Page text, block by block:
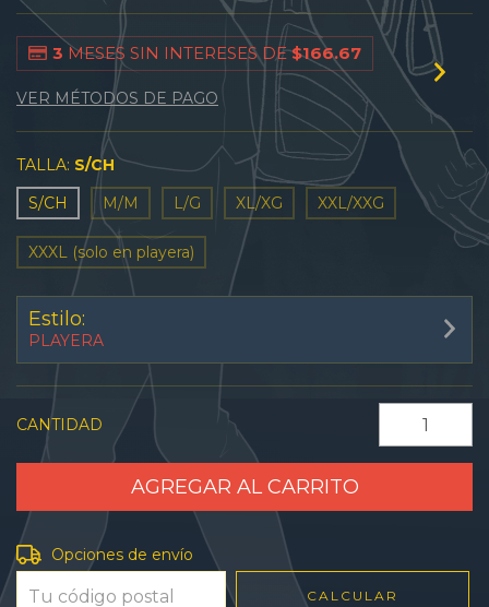
3 MESES SIN INTERESES DE$166.67
VER MÉTODOS DE PAGO
TALLA: S/CH
S/CH
M/M L/G XL/XG XXL/XXG
XXXL (solo en playera)
Estilo:
PLAYERA
CANTIDAD
Entregas para el CP:
Opciones de envío
CALCULAR